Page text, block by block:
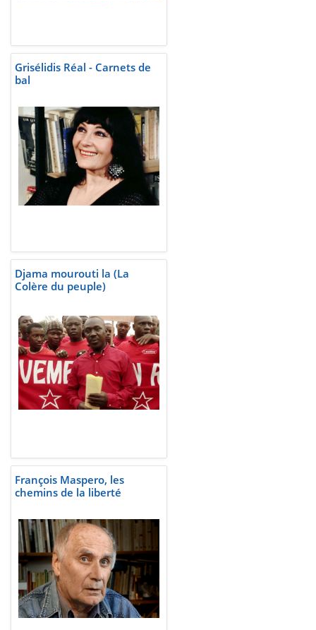
Grisélidis Réal - Carnets de
bal
Djama mourouti la (La
Colère du peuple)
François Maspero, les
chemins de la liberté